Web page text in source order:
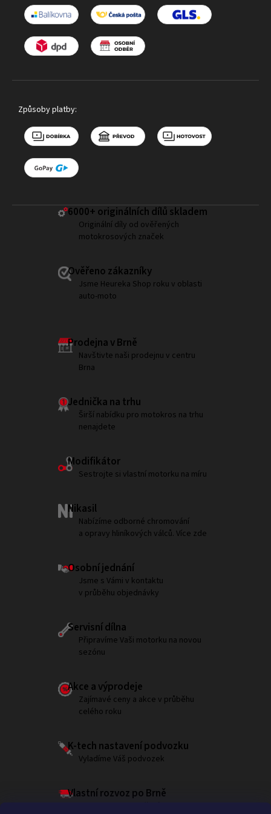
Způsoby platby:
6000+ ​originálních dílů skladem
Originální díly od ověřených
motokrosových značek
Ověřeno zákazníky
Jsme Heureka Shop roku v oblasti
auto-moto
Prodejna v Brně
Navštivte naši prodejnu v centru
Brna
Jednička na trhu
Širší nabídku pro motokros na trhu
nenajdete
Modifikátor
Sestrojte si vlastní motorku na míru
Nikasil
Nabízíme odborné chromování
a opravy hliníkových válců. Více zde
Osobní jednání
Jsme s Vámi v kontaktu
v průběhu objednávky
Servisní dílna
Připravíme Vaši motorku na novou
sezónu
Akce a výprodeje
Zajímavé ceny a akce v průběhu
celého roku
K-tech nastavení podvozku
Vyladíme Váš podvozek
Vlastní rozvoz po Brně
Garantujeme doručení do 180 minut